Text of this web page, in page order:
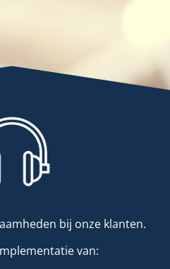
bij onze klanten.
van: